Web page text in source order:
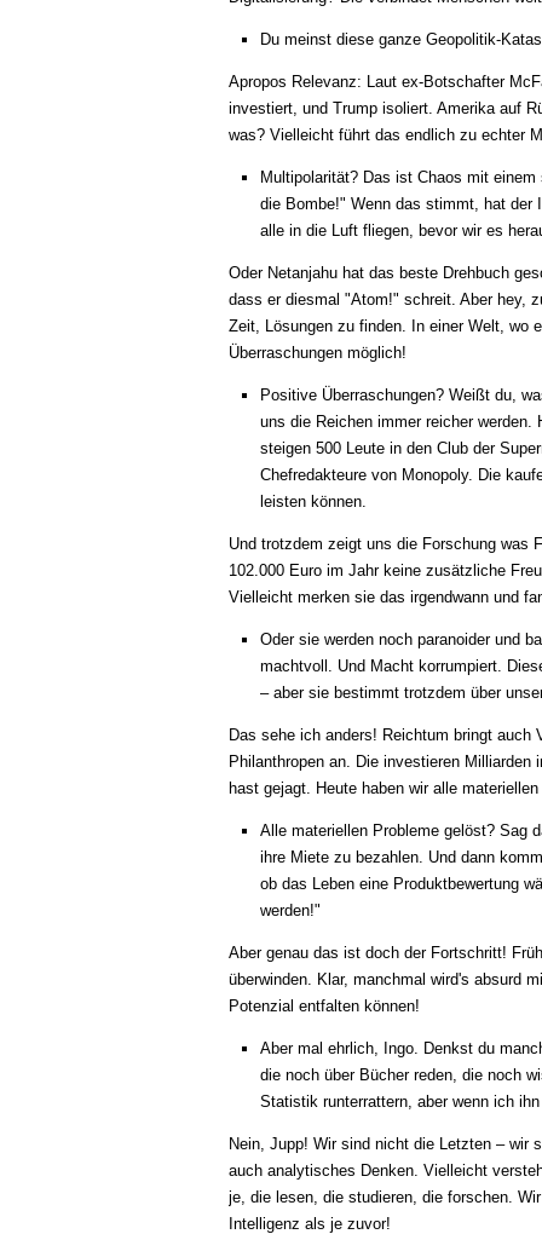
Du meinst diese ganze Geopolitik-
Apropos Relevanz: Laut ex-Botschafter
investiert, und Trump isoliert. Amerika auf
was? Vielleicht führt das endlich zu echter
Multipolarität? Das ist Chaos mit
die Bombe!" Wenn das stimmt, hat der
alle in die Luft fliegen, bevor wir es
Oder Netanjahu hat das beste Drehbuch
dass er diesmal "Atom!" schreit. Aber hey,
Zeit, Lösungen zu finden. In einer Welt, wo
Überraschungen möglich!
Positive Überraschungen? Weißt du,
uns die Reichen immer reicher werden.
steigen 500 Leute in den Club der
Chefredakteure von Monopoly. Die
leisten können.
Und trotzdem zeigt uns die Forschung was
102.000 Euro im Jahr keine zusätzliche
Vielleicht merken sie das irgendwann und
Oder sie werden noch paranoider und
machtvoll. Und Macht korrumpiert.
– aber sie bestimmt trotzdem über
Das sehe ich anders! Reichtum bringt
Philanthropen an. Die investieren
hast gejagt. Heute haben wir alle
Alle materiellen Probleme gelöst? Sag
ihre Miete zu bezahlen. Und dann
ob das Leben eine Produktbewertung
werden!"
Aber genau das ist doch der Fortschritt!
überwinden. Klar, manchmal wird's absurd
Potenzial entfalten können!
Aber mal ehrlich, Ingo. Denkst du
die noch über Bücher reden, die noch
Statistik runterrattern, aber wenn ich
Nein, Jupp! Wir sind nicht die Letzten – wir
auch analytisches Denken. Vielleicht
je, die lesen, die studieren, die forschen.
Intelligenz als je zuvor!